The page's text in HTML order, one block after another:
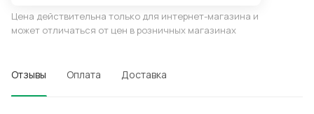
Цена действительна только для интернет-магазина и
может отличаться от цен в розничных магазинах
Отзывы Оплата Доставка